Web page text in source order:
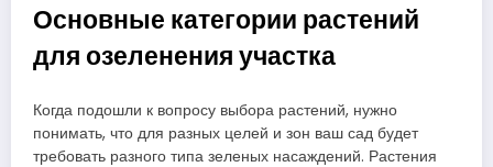
Основные категории растений
для озеленения участка
Когда подошли к вопросу выбора растений, нужно
понимать, что для разных целей и зон ваш сад будет
требовать разного типа зеленых насаждений. Растения